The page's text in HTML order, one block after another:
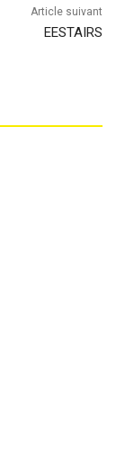
Article suivant
EESTAIRS